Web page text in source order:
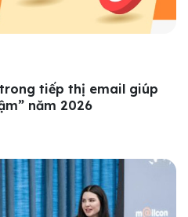
tiếp thị email giúp
năm 2026